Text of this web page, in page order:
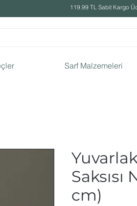
119.99 TL Sabit Kargo
Sarf Malzemeleri
Saksısı
cm)